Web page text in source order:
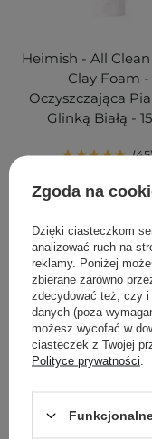
Heimish - All
Clay Foam -
Oczyszczająca
Glinką Białą -
45
53,00 zł
DODAJ DO
Zgoda na
Dzięki ciasteczkom
analizować ruch na
reklamy. Poniżej
zbierane zarówno
zdecydować też, czy
danych (poza
możesz wycofać w
ciasteczek z Twojej
Polityce prywatności